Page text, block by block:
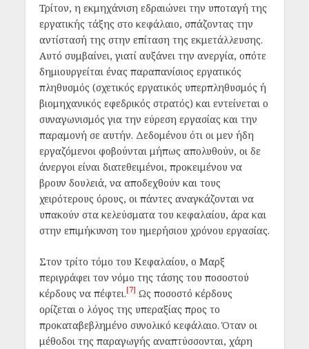
Τρίτον, η εκμηχάνιση εδραιώνει την υποταγή της
εργατικής τάξης στο κεφάλαιο, σπάζοντας την
αντίστασή της στην επίταση της εκμετάλλευσης.
Αυτό συμβαίνει, γιατί αυξάνει την ανεργία, οπότε
δημιουργείται ένας παραπανίσιος εργατικός
πληθυσμός (σχετικός εργατικός υπερπληθυσμός ή
βιομηχανικός εφεδρικός στρατός) και εντείνεται ο
συναγωνισμός για την εύρεση εργασίας και την
παραμονή σε αυτήν. Δεδομένου ότι οι μεν ήδη
εργαζόμενοι φοβούνται μήπως απολυθούν, οι δε
άνεργοι είναι διατεθειμένοι, προκειμένου να
βρουν δουλειά, να αποδεχθούν και τους
χειρότερους όρους, οι πάντες αναγκάζονται να
υπακούν στα κελεύσματα του κεφαλαίου, άρα και
στην επιμήκυνση του ημερήσιου χρόνου εργασίας.
Στον τρίτο τόμο του Κεφαλαίου, ο Μαρξ
περιγράφει τον νόμο της τάσης του ποσοστού
κέρδους να πέφτει.[7] Ως ποσοστό κέρδους
ορίζεται ο λόγος της υπεραξίας προς το
προκαταβεβλημένο συνολικό κεφάλαιο. Όταν οι
μέθοδοι της παραγωγής αναπτύσσονται, χάρη